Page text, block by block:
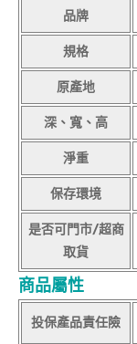
品牌
規格
原產地
深、寬、高
淨重
保存環境
是否可門市/超商
取貨
商品屬性
投保產品責任險